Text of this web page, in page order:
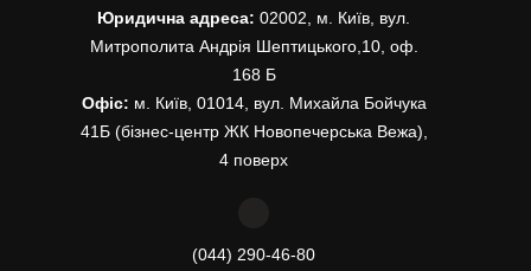
Юридична адреса: 02002, м. Київ, вул.
Митрополита Андрія Шептицького,10, оф.
168 Б
Офіс: м. Київ, 01014, вул. Михайла Бойчука
41Б (бізнес-центр ЖК Новопечерська Вежа),
4 поверх
(044) 290-46-80